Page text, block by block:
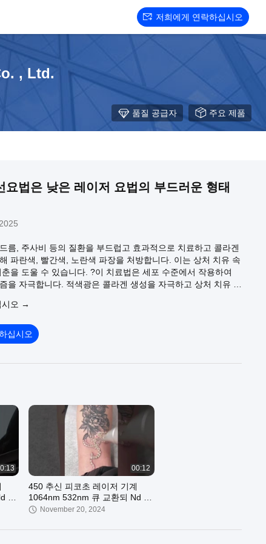
저희에게 연락하십시오
, Ltd.
품질 공급자 주요 제품
요법은 낮은 레이저 요법의 부드러운 형태
름, 주사비 등의 질환을 부드럽고 효과적으로 치료하고 콜라겐
파란색, 빨간색, 노란색 파장을 처방합니다. 이는 상처 치유 속
을 도울 수 있습니다. ?이 치료법은 세포 수준에서 작용하여
을 자극합니다. 적색광은 콜라겐 생성을 자극하고 상처 치유 속
✅저희 기계에는 660nm(빨간색), 415nm(파란색), 850nm(적외
이 있습니다. ✅실제 5파장, 5색 색상이 나오며, 테스트 장치를
스트할 수 있습니다. ?화장품과 의료 분야 모두에서 폭넓게 응용
증 완화, 미백, 피부 리프팅. #PDT #pdtled #pdtlighttreatment
#skinbeauty #skincareproducts#pigmentationtreatment
#anceremoval #sunburntreatment
#beautysalon #beautyclinic #medicalspa #factoryprice
#beautyspa #estheticclinic #beautypalour
시오 →
십시오
야
00:12
450 추신 피코초 레이저 기계
1064nm 532nm 큐 교환되 Nd 야
그 November 20, 2024